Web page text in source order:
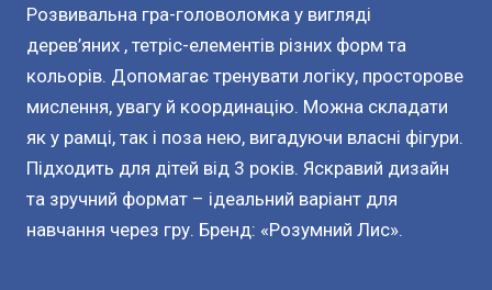
Розвивальна гра-головоломка у вигляді
дерев’яних , тетріс-елементів різних форм та
кольорів. Допомагає тренувати логіку, просторове
мислення, увагу й координацію. Можна складати
як у рамці, так і поза нею, вигадуючи власні фігури.
Підходить для дітей від 3 років. Яскравий дизайн
та зручний формат – ідеальний варіант для
навчання через гру. Бренд: «Розумний Лис».